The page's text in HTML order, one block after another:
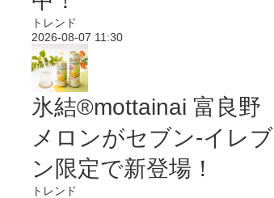
トレンド
2026-08-07 11:30
氷結®mottainai 富良野
メロンがセブン‐イレブ
ン限定で新登場！
トレンド